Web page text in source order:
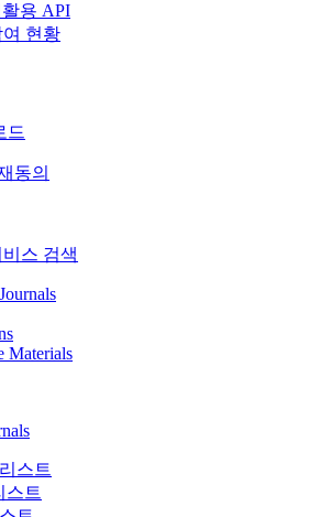
용 API
현황
드
동의
스 검색
Materials
스트
스트